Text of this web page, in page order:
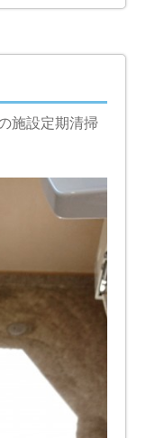
施設定期清掃